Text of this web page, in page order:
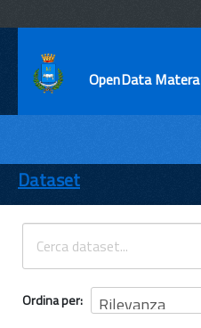
OpenData Matera
ENTI
TEMI
INFORMAZIONI
Dataset
Ordina per